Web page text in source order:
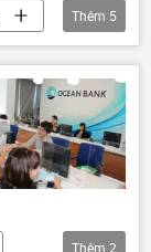
Thêm 5
Thêm 2